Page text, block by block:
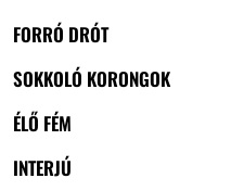
FORRÓ DRÓT
SOKKOLÓ KORONGOK
ÉLŐ FÉM
INTERJÚ